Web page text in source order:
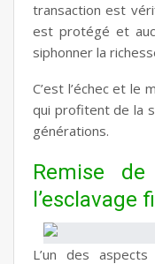
transaction est
est protégé et
siphonner la
C’est l’échec et le
qui profitent de la
générations.
Remise
l’esclavage
L’un des